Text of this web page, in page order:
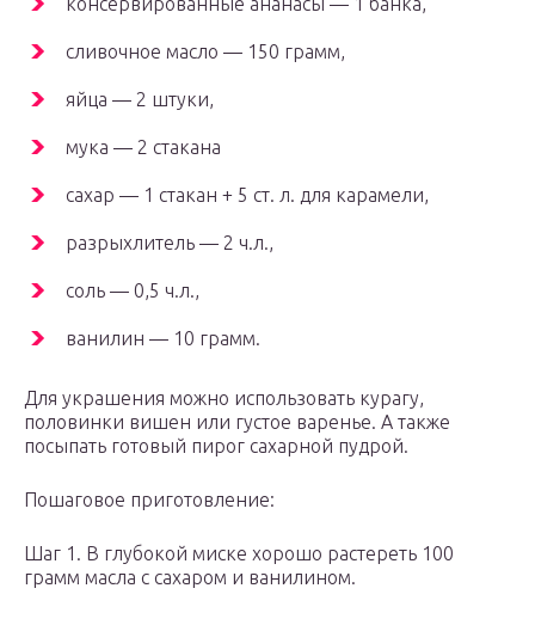
сливочное масло — 150 грамм,
яйца — 2 штуки,
мука — 2 стакана
сахар — 1 стакан + 5 ст. л. для карамели,
разрыхлитель — 2 ч.л.,
соль — 0,5 ч.л.,
ванилин — 10 грамм.
Для украшения можно использовать курагу,
половинки вишен или густое варенье. А также
посыпать готовый пирог сахарной пудрой.
Пошаговое приготовление:
Шаг 1. В глубокой миске хорошо растереть 100
грамм масла с сахаром и ванилином.